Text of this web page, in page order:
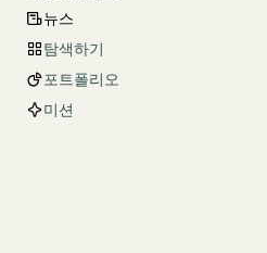
뉴스
탐색하기
포트폴리오
미션